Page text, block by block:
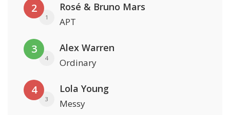
2
1
Rosé & Bruno Mars
APT
3
4
Alex Warren
Ordinary
4
3
Lola Young
Messy